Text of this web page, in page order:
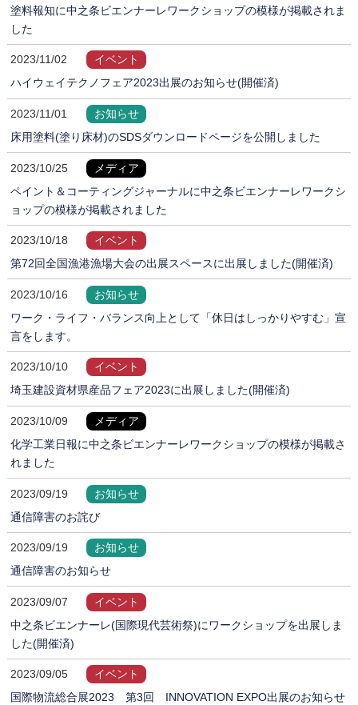
塗料報知に中之条ビエンナーレワークショップの模様が掲載されま
した
2023/11/02
イベント
ハイウェイテクノフェア2023出展のお知らせ(開催済)
2023/11/01
お知らせ
床用塗料(塗り床材)のSDSダウンロードページを公開しました
2023/10/25
メディア
ペイント＆コーティングジャーナルに中之条ビエンナーレワークシ
ョップの模様が掲載されました
2023/10/18
イベント
第72回全国漁港漁場大会の出展スペースに出展しました(開催済)
2023/10/16
お知らせ
ワーク・ライフ・バランス向上として「休日はしっかりやすむ」宣
言をします。
2023/10/10
イベント
埼玉建設資材県産品フェア2023に出展しました(開催済)
2023/10/09
メディア
化学工業日報に中之条ビエンナーレワークショップの模様が掲載さ
れました
2023/09/19
お知らせ
通信障害のお詫び
2023/09/19
お知らせ
通信障害のお知らせ
2023/09/07
イベント
中之条ビエンナーレ(国際現代芸術祭)にワークショップを出展しま
した(開催済)
2023/09/05
イベント
国際物流総合展2023 第3回 INNOVATION EXPO出展のお知らせ